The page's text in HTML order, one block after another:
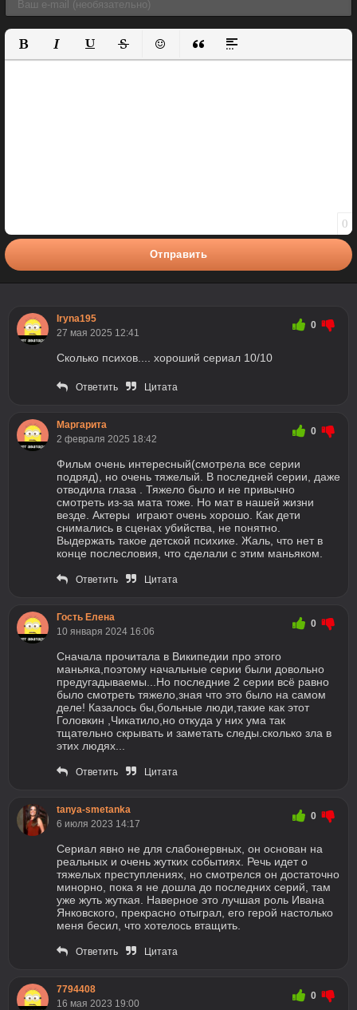
Полужирный
КурсивПодчеркнутый
ЗачеркнутыйВставить смайлик
Вставка цитаты
Вставка спойлера
0
Отправить
Iryna195
27 мая 2025 12:41
0
Сколько психов.... хороший сериал 10/10
Ответить Цитата
Маргарита
2 февраля 2025 18:42
0
Фильм очень интересный(смотрела все серии
подряд), но очень тяжелый. В последней серии, даже
отводила глаза . Тяжело было и не привычно
смотреть из-за мата тоже. Но мат в нашей жизни
везде. Актеры играют очень хорошо. Как дети
снимались в сценах убийства, не понятно.
Выдержать такое детской психике. Жаль, что нет в
конце послесловия, что сделали с этим маньяком.
Ответить Цитата
Гость Елена
10 января 2024 16:06
0
Сначала прочитала в Википедии про этого
маньяка,поэтому начальные серии были довольно
предугадываемы...Но последние 2 серии всё равно
было смотреть тяжело,зная что это было на самом
деле! Казалось бы,больные люди,такие как этот
Головкин ,Чикатило,но откуда у них ума так
тщательно скрывать и заметать следы.сколько зла в
этих людях...
Ответить Цитата
tanya-smetanka
6 июля 2023 14:17
0
Сериал явно не для слабонервных, он основан на
реальных и очень жутких событиях. Речь идет о
тяжелых преступлениях, но смотрелся он достаточно
минорно, пока я не дошла до последних серий, там
уже жуть жуткая. Наверное это лучшая роль Ивана
Янковского, прекрасно отыграл, его герой настолько
меня бесил, что хотелось втащить.
Ответить Цитата
7794408
16 мая 2023 19:00
0